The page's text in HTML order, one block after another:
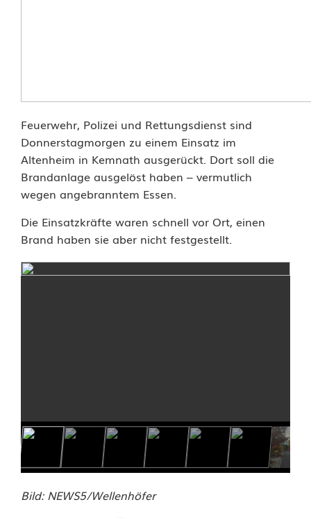
l
t
e
n
h
e
i
Feuerwehr, Polizei und Rettungsdienst sind
Donnerstagmorgen zu einem Einsatz im
Altenheim in Kemnath ausgerückt. Dort soll die
Brandanlage ausgelöst haben – vermutlich
wegen angebranntem Essen.
Die Einsatzkräfte waren schnell vor Ort, einen
Brand haben sie aber nicht festgestellt.
Bild: NEWS5/Wellenhöfer